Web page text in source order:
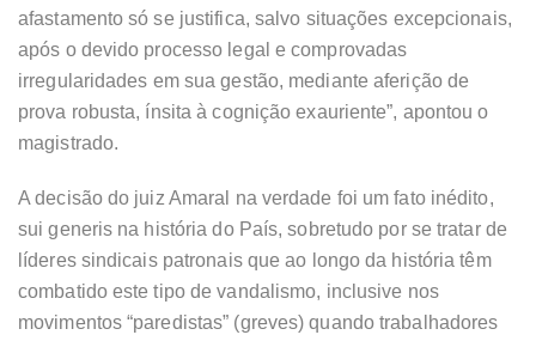
afastamento só se justifica, salvo situações excepcionais,
após o devido processo legal e comprovadas
irregularidades em sua gestão, mediante aferição de
prova robusta, ínsita à cognição exauriente”, apontou o
magistrado.
A decisão do juiz Amaral na verdade foi um fato inédito,
sui generis na história do País, sobretudo por se tratar de
líderes sindicais patronais que ao longo da história têm
combatido este tipo de vandalismo, inclusive nos
movimentos “paredistas” (greves) quando trabalhadores